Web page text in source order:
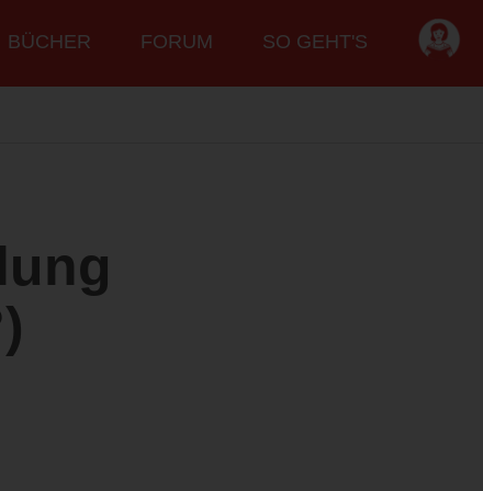
BÜCHER FORUM SO GEHT'S